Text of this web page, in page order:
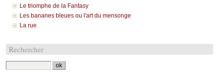
Le triomphe de la Fantasy
Les bananes bleues ou l'art du mensonge
La rue
Rechercher